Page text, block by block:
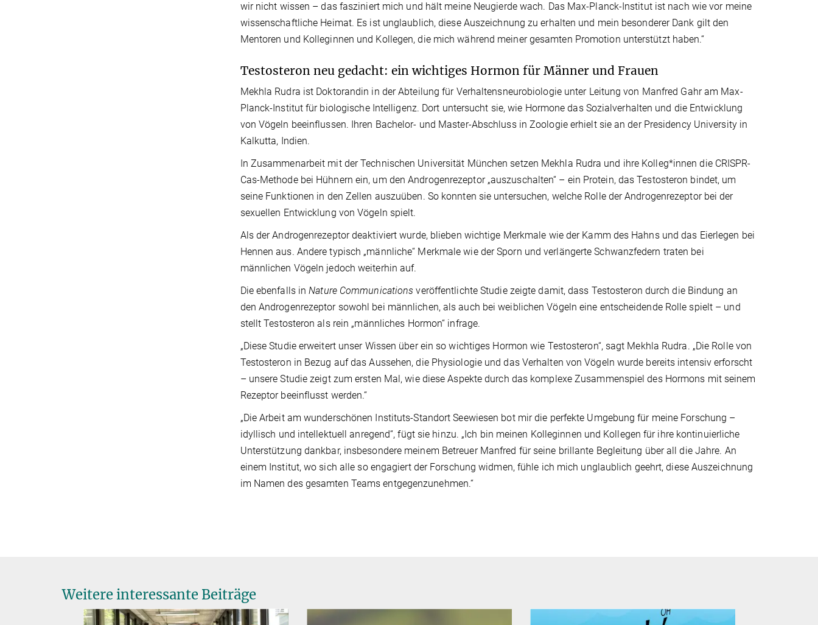
wir nicht wissen – das fasziniert mich und hält meine Neugierde wach. Das Max-Planck-Institut ist nach wie vor meine
wissenschaftliche Heimat. Es ist unglaublich, diese Auszeichnung zu erhalten und mein besonderer Dank gilt den
Mentoren und Kolleginnen und Kollegen, die mich während meiner gesamten Promotion unterstützt haben.“
Testosteron neu gedacht: ein wichtiges Hormon für Männer und Frauen
Mekhla Rudra ist Doktorandin in der Abteilung für Verhaltensneurobiologie unter Leitung von Manfred Gahr am Max-
Planck-Institut für biologische Intelligenz. Dort untersucht sie, wie Hormone das Sozialverhalten und die Entwicklung
von Vögeln beeinflussen. Ihren Bachelor- und Master-Abschluss in Zoologie erhielt sie an der Presidency University in
Kalkutta, Indien.
In Zusammenarbeit mit der Technischen Universität München setzen Mekhla Rudra und ihre Kolleg*innen die CRISPR-
Cas-Methode bei Hühnern ein, um den Androgenrezeptor „auszuschalten“ – ein Protein, das Testosteron bindet, um
seine Funktionen in den Zellen auszuüben. So konnten sie untersuchen, welche Rolle der Androgenrezeptor bei der
sexuellen Entwicklung von Vögeln spielt.
Als der Androgenrezeptor deaktiviert wurde, blieben wichtige Merkmale wie der Kamm des Hahns und das Eierlegen bei
Hennen aus. Andere typisch „männliche“ Merkmale wie der Sporn und verlängerte Schwanzfedern traten bei
männlichen Vögeln jedoch weiterhin auf.
Die ebenfalls inNature Communications veröffentlichte Studie zeigte damit, dass Testosteron durch die Bindung an
den Androgenrezeptor sowohl bei männlichen, als auch bei weiblichen Vögeln eine entscheidende Rolle spielt – und
stellt Testosteron als rein „männliches Hormon“ infrage.
„Diese Studie erweitert unser Wissen über ein so wichtiges Hormon wie Testosteron“, sagt Mekhla Rudra. „Die Rolle von
Testosteron in Bezug auf das Aussehen, die Physiologie und das Verhalten von Vögeln wurde bereits intensiv erforscht
– unsere Studie zeigt zum ersten Mal, wie diese Aspekte durch das komplexe Zusammenspiel des Hormons mit seinem
Rezeptor beeinflusst werden.“
„Die Arbeit am wunderschönen Instituts-Standort Seewiesen bot mir die perfekte Umgebung für meine Forschung –
idyllisch und intellektuell anregend“, fügt sie hinzu. „Ich bin meinen Kolleginnen und Kollegen für ihre kontinuierliche
Unterstützung dankbar, insbesondere meinem Betreuer Manfred für seine brillante Begleitung über all die Jahre. An
einem Institut, wo sich alle so engagiert der Forschung widmen, fühle ich mich unglaublich geehrt, diese Auszeichnung
im Namen des gesamten Teams entgegenzunehmen.“
Weitere interessante Beiträge